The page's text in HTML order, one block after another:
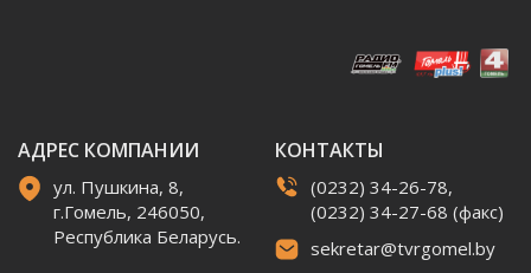
АДРЕС КОМПАНИИ
ул. Пушкина, 8,
г.Гомель, 246050,
Республика Беларусь.
КОНТАКТЫ
(0232) 34-26-78,
(0232) 34-27-68 (факс)
sekretar@tvrgomel.by